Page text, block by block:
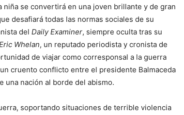
se convertirá en una joven brillante y de gran
desafiará todas las normas sociales de su
del Daily Examiner, siempre oculta tras su
Whelan, un reputado periodista y cronista de
de viajar como corresponsal a la guerra
cruento conflicto entre el presidente Balmaceda
una nación al borde del abismo.
soportando situaciones de terrible violencia